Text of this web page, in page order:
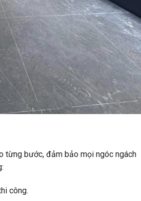
từng bước, đảm bảo mọi ngóc ngách
công.